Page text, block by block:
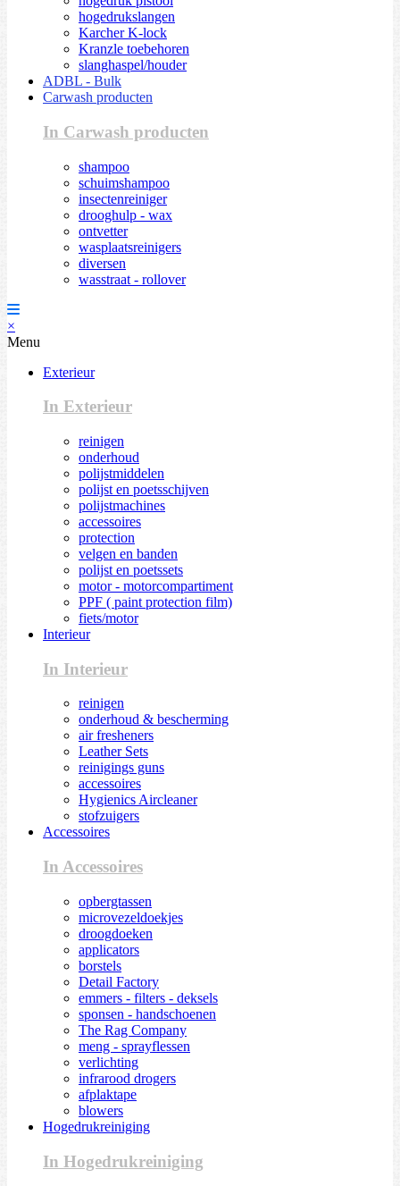
hogedrukslangen
Karcher K-lock
Kranzle toebehoren
slanghaspel/houder
ADBL - Bulk
Carwash producten
In Carwash producten
shampoo
schuimshampoo
insectenreiniger
drooghulp - wax
ontvetter
wasplaatsreinigers
diversen
wasstraat - rollover
×
Menu
Exterieur
In Exterieur
reinigen
onderhoud
polijstmiddelen
polijst en poetsschijven
polijstmachines
accessoires
protection
velgen en banden
polijst en poetssets
motor - motorcompartiment
PPF ( paint protection film)
fiets/motor
Interieur
In Interieur
reinigen
onderhoud & bescherming
air fresheners
Leather Sets
reinigings guns
accessoires
Hygienics Aircleaner
stofzuigers
Accessoires
In Accessoires
opbergtassen
microvezeldoekjes
droogdoeken
applicators
borstels
Detail Factory
emmers - filters - deksels
sponsen - handschoenen
The Rag Company
meng - sprayflessen
verlichting
infrarood drogers
afplaktape
blowers
Hogedrukreiniging
In Hogedrukreiniging